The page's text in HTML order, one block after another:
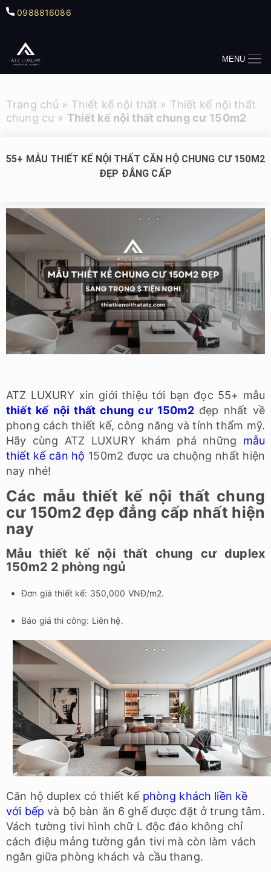
0988816086
MENU
Trang chủ » Thiết kế nội thất » Thiết kế nội thất
chung cư» Thiết kế nội thất chung cư 150m2
55+ MẪU THIẾT KẾ NỘI THẤT CĂN HỘ CHUNG CƯ 150M2
ĐẸP ĐẲNG CẤP
ATZ LUXURY xin giới thiệu tới bạn đọc 55+ mẫu
thiết kế nội thất chung cư 150m2đẹp nhất về
phong cách thiết kế, công năng và tính thẩm mỹ.
Hãy cùng ATZ LUXURY khám phá những mẫu
thiết kế căn hộ 150m2 được ưa chuộng nhất hiện
nay nhé!
Các mẫu thiết kế nội thất chung
cư 150m2 đẹp đẳng cấp nhất hiện
nay
Mẫu thiết kế nội thất chung cư duplex
150m2 2 phòng ngủ
Đơn giá thiết kế: 350,000 VNĐ/m2.
Báo giá thi công: Liên hệ.
Căn hộ duplex có thiết kế phòng khách liền kề
với bếp và bộ bàn ăn 6 ghế được đặt ở trung tâm.
Vách tường tivi hình chữ L độc đáo không chỉ
cách điệu mảng tường gắn tivi mà còn làm vách
ngăn giữa phòng khách và cầu thang.